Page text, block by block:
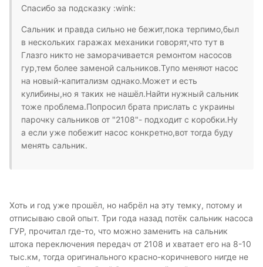
Спасибо за подсказку :wink:
Сальник и правда сильно не бежит,пока терпимо,был
в нескольких гаражах механики говорят,что тут в
Глазго никто не заморачивается ремонтом насосов
гур,тем более заменой сальников.Тупо меняют насос
на новый-капитализм однако.Может и есть
кулибины,но я таких не нашёл.Найти нужный сальник
тоже проблема.Попросил брата прислать с украины
парочку сальников от "2108"- подходит с коробки.Ну
а если уже побежит насос конкретно,вот тогда буду
менять сальник.
Хоть и год уже прошёл, но набрёл на эту темку, потому и
отписываю свой опыт. Три года назад потёк сальник насоса
ГУР, прочитал где-то, что можно заменить на сальник
штока переключения передач от 2108 и хватает его на 8-10
тыс.км, тогда оригинального красно-коричневого нигде не